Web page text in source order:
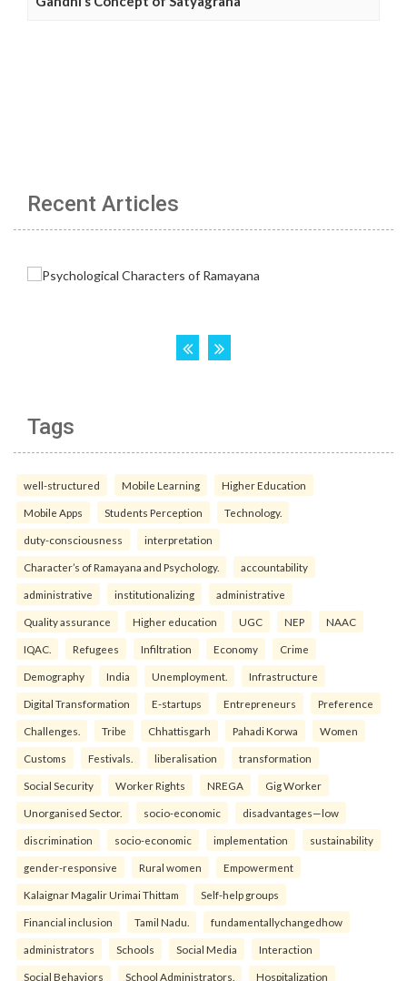
Recent Articles
Tags
well-structured Mobile Learning Higher Education
Mobile Apps Students Perception Technology.
duty-consciousness interpretation
Character’s of Ramayana and Psychology. accountability
administrative institutionalizing administrative
Quality assurance Higher education UGC NEP NAAC
IQAC. Refugees Infiltration Economy Crime
Demography India Unemployment. Infrastructure
Digital Transformation E-startups Entrepreneurs Preference
Challenges. Tribe Chhattisgarh Pahadi Korwa Women
Customs Festivals. liberalisation transformation
Social Security Worker Rights NREGA Gig Worker
Unorganised Sector. socio-economic disadvantages—low
discrimination socio-economic implementation sustainability
gender-responsive Rural women Empowerment
Kalaignar Magalir Urimai Thittam Self-help groups
Financial inclusion Tamil Nadu. fundamentallychangedhow
administrators Schools Social Media Interaction
Social Behaviors School Administrators. Hospitalization